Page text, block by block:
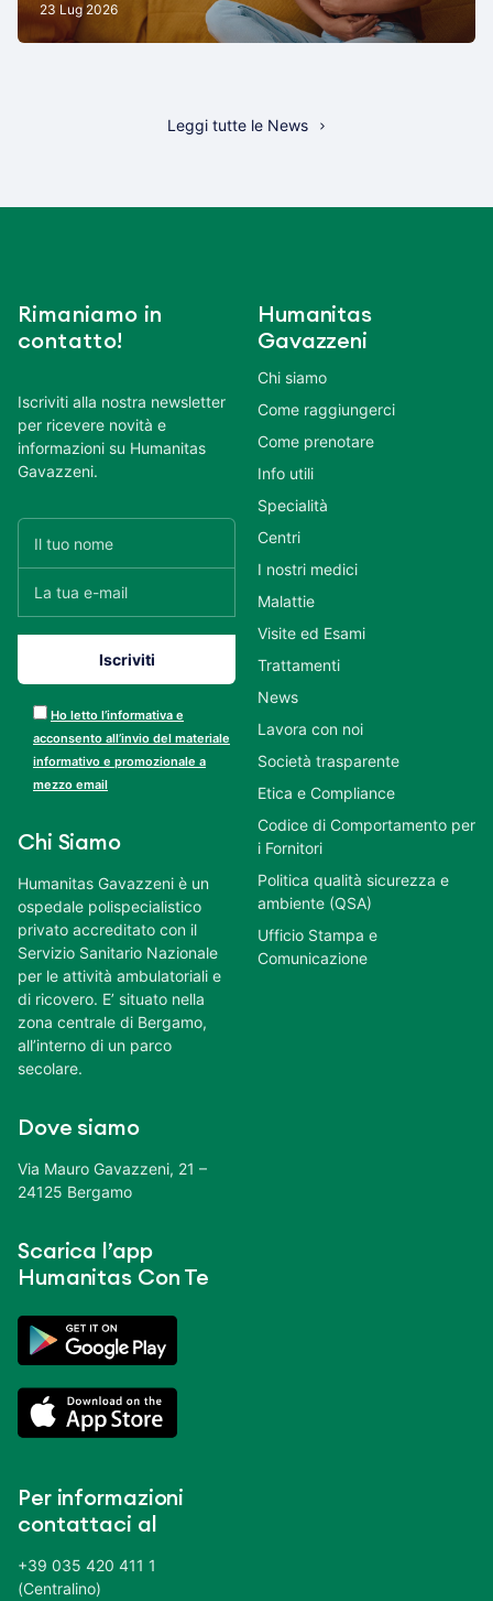
23 Lug 2026
Leggi tutte le News
Rimaniamo in
contatto!
Iscriviti alla nostra newsletter
per ricevere novità e
informazioni su Humanitas
Gavazzeni.
Ho letto l’informativa e
acconsento all’invio del materiale
informativo e promozionale a
mezzo email
Chi Siamo
Humanitas Gavazzeni è un
ospedale polispecialistico
privato accreditato con il
Servizio Sanitario Nazionale
per le attività ambulatoriali e
di ricovero. E’ situato nella
zona centrale di Bergamo,
all’interno di un parco
secolare.
Dove siamo
Via Mauro Gavazzeni, 21 –
24125 Bergamo
Scarica l’app
Humanitas Con Te
Per informazioni
contattaci al
+39 035 420 411 1
(Centralino)
Humanitas
Gavazzeni
Chi siamo
Come raggiungerci
Come prenotare
Info utili
Specialità
Centri
I nostri medici
Malattie
Visite ed Esami
Trattamenti
News
Lavora con noi
Società trasparente
Etica e Compliance
Codice di Comportamento per
i Fornitori
Politica qualità sicurezza e
ambiente (QSA)
Ufficio Stampa e
Comunicazione